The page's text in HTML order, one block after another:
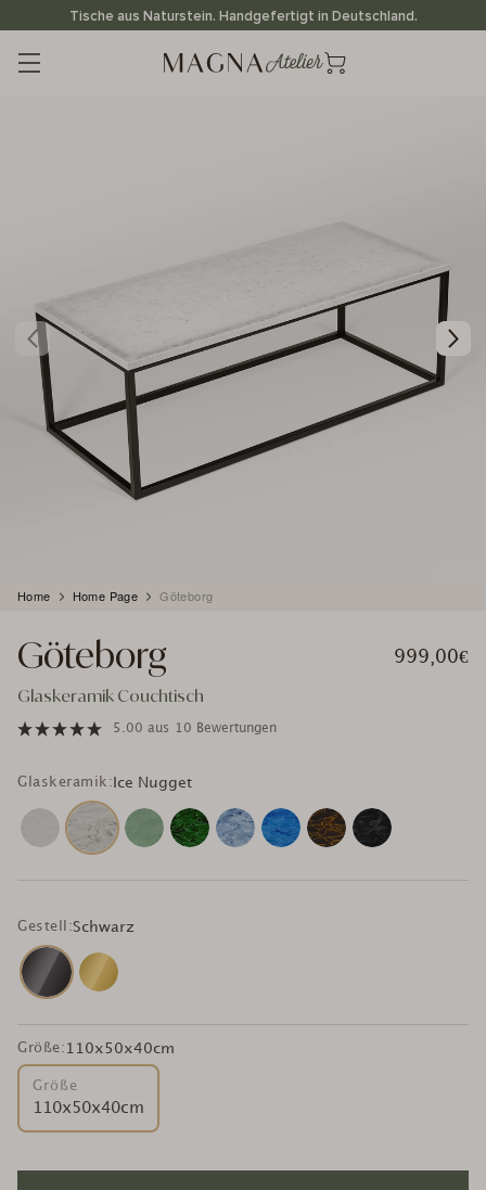
zum
Inhalt
Tische aus Naturstein. Handgefertigt in Deutschland.
Home Home Page Göteborg
Göteborg
Glaskeramik Couchtisch
999,00€
5.00 aus 10 Bewertungen
Glaskeramik: Ice Nugget
Gestell:Schwarz
Größe: 110x50x40cm
Größe
110x50x40cm
Produkt
Warenkorb
hinzugefügt